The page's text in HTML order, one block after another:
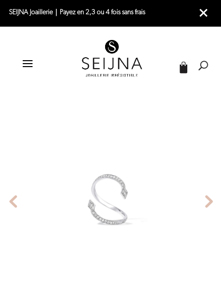
SEIJNA Joaillerie｜Payez en 2,3 ou 4 fois sans frais
JOAILLERIE | BAGUES |